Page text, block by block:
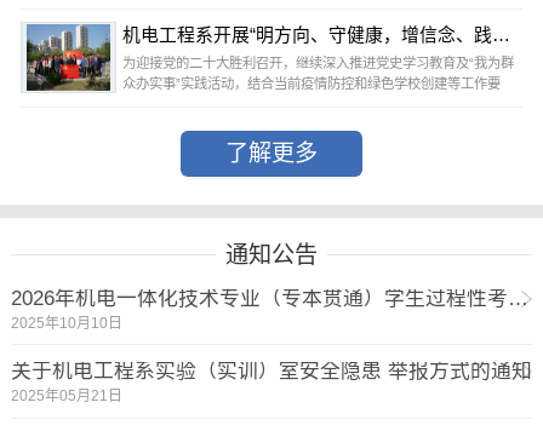
公司等企业，开展访企拓岗促就业专项行动。机电工程系及招生就业
处有关负责人陪同考察。在越疆智能科技有限公司，副院长王顺波一
行认真听取企业经营、发展、改革等情况的介绍，并向用人单位介绍
了学校概况、专业设置、人才培养的基...
机电工程系开展“明方向、守健康，增信念、践行动”主题党团日志愿活动
为迎接党的二十大胜利召开，继续深入推进党史学习教育及“我为群
众办实事”实践活动，结合当前疫情防控和绿色学校创建等工作要
体志愿者们认真对待、积极参与，对校园内垃圾进行了集中清理。通
过此次活动，进一步提升了党员、入党积极分子和团员的服务意识和
了解更多
通知公告
2026年机电一体化技术专业（专本贯通）学生过程性考核公示
2025年10月10日
关于机电工程系实验（实训）室安全隐患 举报方式的通知
2025年05月21日